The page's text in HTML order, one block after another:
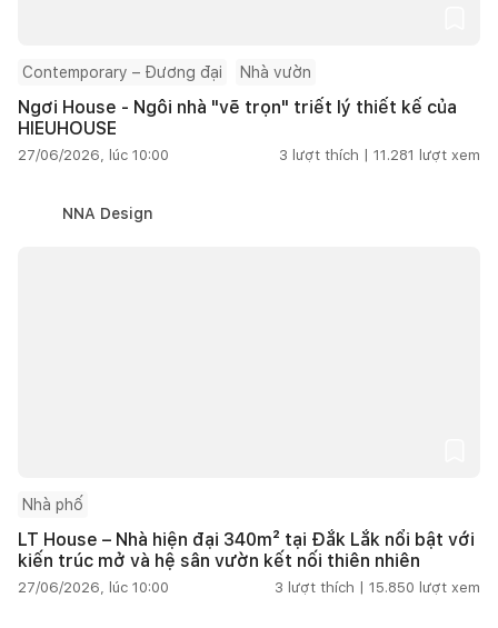
Contemporary – Đương đại Nhà vườn
Ngơi House - Ngôi nhà "vẽ trọn" triết lý thiết kế của
HIEUHOUSE
27/06/2026, lúc 10:00 3 lượt thích | 11.281 lượt xem
NNA Design
Nhà phố
LT House – Nhà hiện đại 340m² tại Đắk Lắk nổi bật với
kiến trúc mở và hệ sân vườn kết nối thiên nhiên
27/06/2026, lúc 10:00 3 lượt thích | 15.850 lượt xem